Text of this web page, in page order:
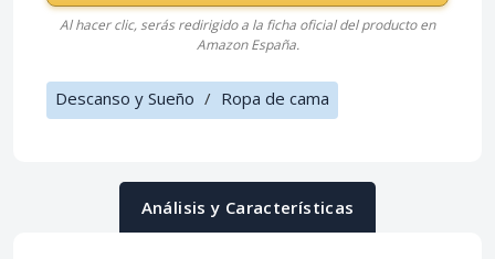
Al hacer clic, serás redirigido a la ficha oficial del producto en
Amazon España.
Descanso y Sueño / Ropa de cama
Análisis y Características